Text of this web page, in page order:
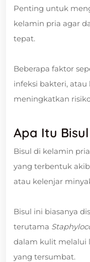
Penting untuk
kelamin pria agar
tepat.
Beberapa faktor
infeksi bakteri,
meningkatkan
Apa Itu
Bisul di kelamin
yang terbentuk
atau kelenjar
Bisul ini biasanya
terutama
dalam kulit melalui
yang tersumbat.